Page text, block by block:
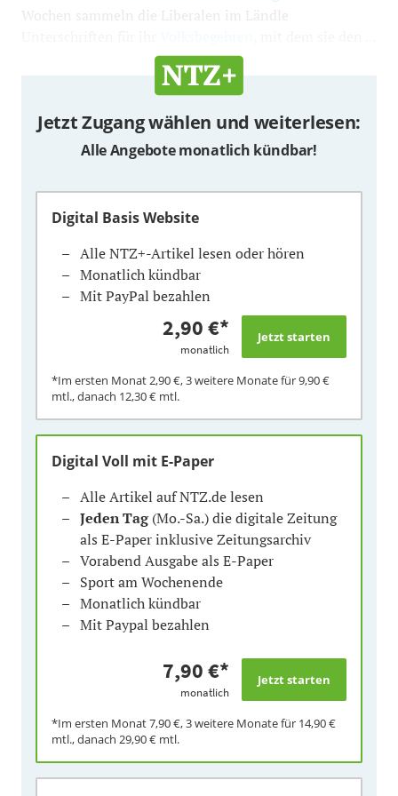
Wochen sammeln die Liberalen im Ländle
Jetzt Zugang wählen und weiterlesen:
Alle Angebote monatlich kündbar!
Digital Basis Website
Alle NTZ+-Artikel lesen oder hören
Monatlich kündbar
Mit PayPal bezahlen
2,90 €*
monatlich
*Im ersten Monat2,90 €, 3 weitere Monate für9,90 €
mtl., danach 12,30 € mtl.
Digital Voll mit E-Paper
Alle Artikel auf NTZ.de lesen
Jeden Tag(Mo.-Sa.) die digitale Zeitung
als E-Paper inklusive Zeitungsarchiv
Vorabend Ausgabe als E-Paper
Sport am Wochenende
Monatlich kündbar
Mit Paypal bezahlen
7,90 €*
monatlich
*Im ersten Monat7,90 €, 3 weitere Monate für 14,90 €
mtl., danach 29,90 € mtl.